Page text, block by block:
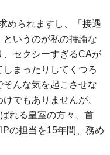
められますし、「接遇
いうのが私の持論な
セクシーすぎるCAが
まったりしてくつろ
んな気を起こさせな
でもありませんが、
れる皇室の方々、首
の担当を15年間、務め